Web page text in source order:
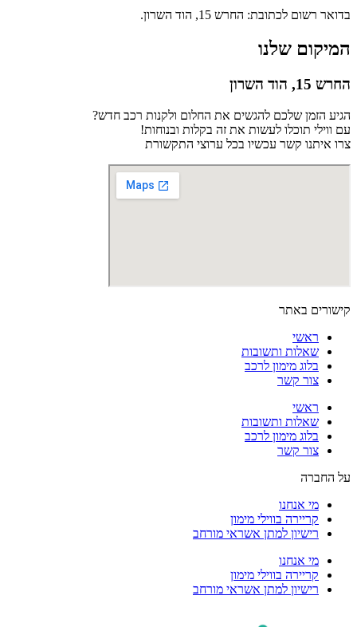
בדואר רשום לכתובת: החרש 15, הוד השרון.
המיקום שלנו
החרש 15, הוד השרון
הגיע הזמן שלכם להגשים את החלום ולקנות רכב חדש?
עם ווילי תוכלו לעשות את זה בקלות ובנוחות!
צרו איתנו קשר עכשיו בכל ערוצי התקשורת
קישורים באתר
ראשי
שאלות ותשובות
בלוג מימון לרכב
צור קשר
ראשי
שאלות ותשובות
בלוג מימון לרכב
צור קשר
על החברה
מי אנחנו
קריירה בווילי מימון
רישיון למתן אשראי מורחב
מי אנחנו
קריירה בווילי מימון
רישיון למתן אשראי מורחב